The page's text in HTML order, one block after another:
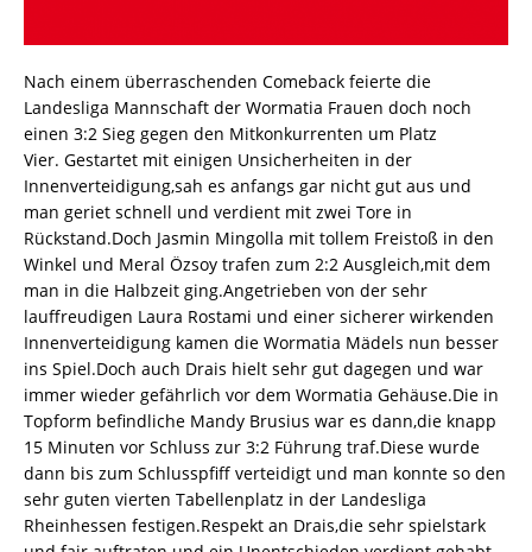
Nach einem überraschenden Comeback feierte die
Landesliga Mannschaft der Wormatia Frauen doch noch
einen 3:2 Sieg gegen den Mitkonkurrenten um Platz
Vier. Gestartet mit einigen Unsicherheiten in der
Innenverteidigung,sah es anfangs gar nicht gut aus und
man geriet schnell und verdient mit zwei Tore in
Rückstand.Doch Jasmin Mingolla mit tollem Freistoß in den
Winkel und Meral Özsoy trafen zum 2:2 Ausgleich,mit dem
man in die Halbzeit ging.Angetrieben von der sehr
lauffreudigen Laura Rostami und einer sicherer wirkenden
Innenverteidigung kamen die Wormatia Mädels nun besser
ins Spiel.Doch auch Drais hielt sehr gut dagegen und war
immer wieder gefährlich vor dem Wormatia Gehäuse.Die in
Topform befindliche Mandy Brusius war es dann,die knapp
15 Minuten vor Schluss zur 3:2 Führung traf.Diese wurde
dann bis zum Schlusspfiff verteidigt und man konnte so den
sehr guten vierten Tabellenplatz in der Landesliga
Rheinhessen festigen.Respekt an Drais,die sehr spielstark